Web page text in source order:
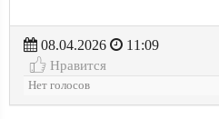
08.04.2026
11:09
Нравится
Нет голосов